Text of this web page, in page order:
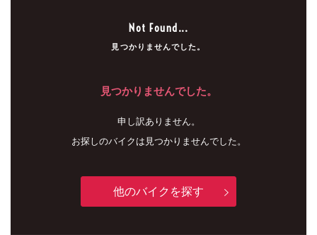
Not Found...
見つかりませんでした。
見つかりませんでした。
申し訳ありません。
お探しのバイクは見つかりませんでした。
他のバイクを探す